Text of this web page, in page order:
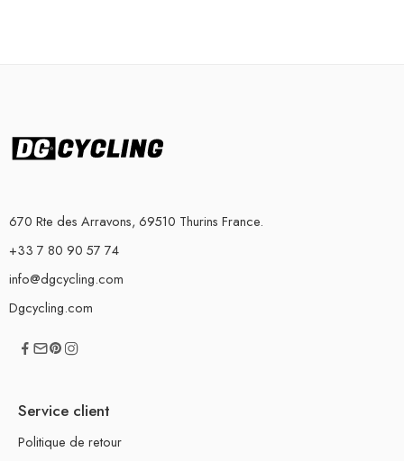
670 Rte des Arravons, 69510 Thurins France.
+33 7 80 90 57 74
info@dgcycling.com
Dgcycling.com
Service client
Politique de retour